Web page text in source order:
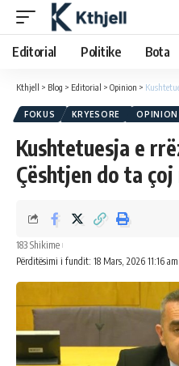
Editorial Politike Bota
Kthjell > Blog > Editorial > Opinion >
FOKUS KRYESORE OPINION
Kushtetuesja e
Çështjen do ta
Përditësimi i fundit: 18 Mars, 2026 11:16 am
183 Shikime